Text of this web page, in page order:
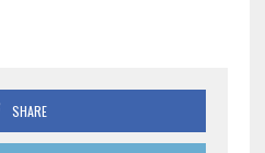
SHARE